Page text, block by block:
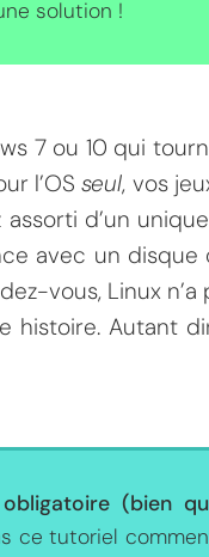
solution !
7 ou 10 qui
l’OSseul, vos
d’un
avec un
vous, Linux n’a
histoire. Autant
(bien
ce tutoriel